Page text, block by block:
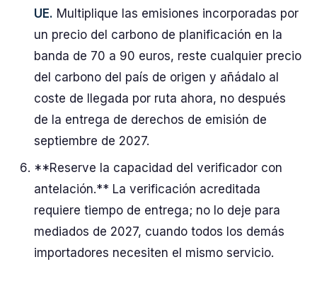
UE. Multiplique las emisiones incorporadas por
un precio del carbono de planificación en la
banda de 70 a 90 euros, reste cualquier precio
del carbono del país de origen y añádalo al
coste de llegada por ruta ahora, no después
de la entrega de derechos de emisión de
septiembre de 2027.
**Reserve la capacidad del verificador con
antelación.** La verificación acreditada
requiere tiempo de entrega; no lo deje para
mediados de 2027, cuando todos los demás
importadores necesiten el mismo servicio.